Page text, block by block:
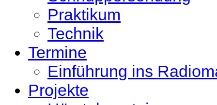
Praktikum
Technik
Termine
Einführung ins
Projekte